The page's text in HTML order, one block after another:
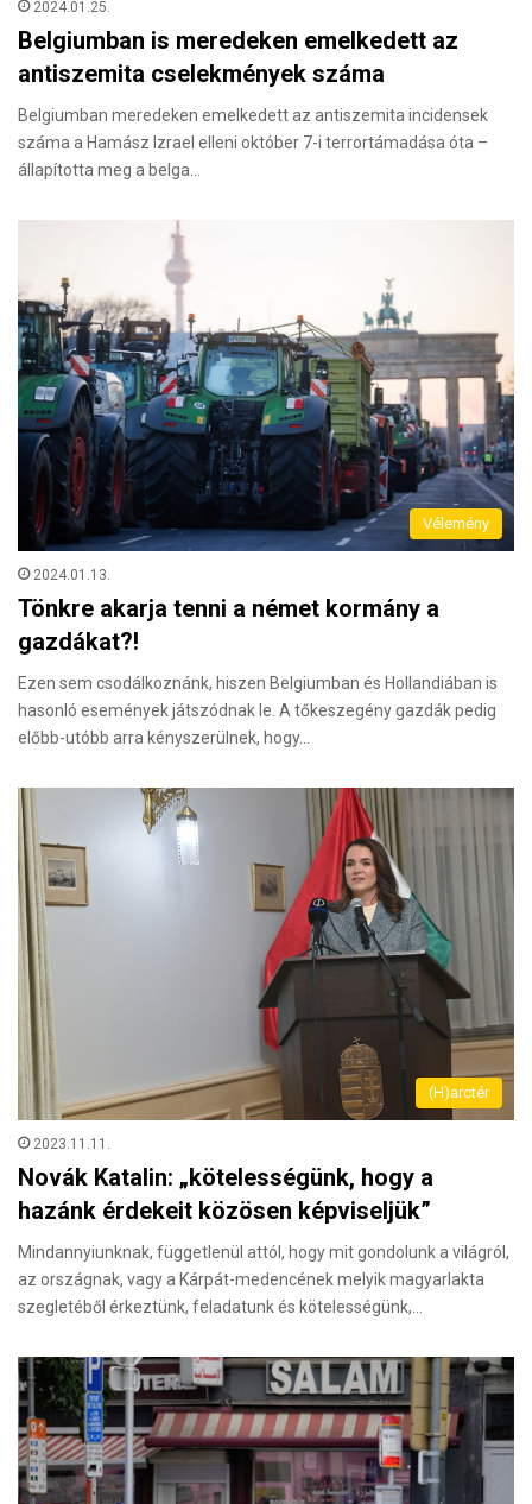
2024.01.25.
Belgiumban is meredeken emelkedett az
antiszemita cselekmények száma
Belgiumban meredeken emelkedett az antiszemita incidensek
száma a Hamász Izrael elleni október 7-i terrortámadása óta –
állapította meg a belga…
Vélemény
2024.01.13.
Tönkre akarja tenni a német kormány a
gazdákat?!
Ezen sem csodálkoznánk, hiszen Belgiumban és Hollandiában is
hasonló események játszódnak le. A tőkeszegény gazdák pedig
előbb-utóbb arra kényszerülnek, hogy…
(H)arctér
2023.11.11.
Novák Katalin: „kötelességünk, hogy a
hazánk érdekeit közösen képviseljük”
Mindannyiunknak, függetlenül attól, hogy mit gondolunk a világról,
az országnak, vagy a Kárpát-medencének melyik magyarlakta
szegletéből érkeztünk, feladatunk és kötelességünk,…